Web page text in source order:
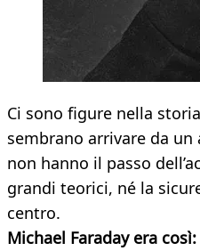
Ci sono figure nella
sembrano arrivare da
non hanno il passo
grandi teorici, né la
centro.
Michael Faraday era